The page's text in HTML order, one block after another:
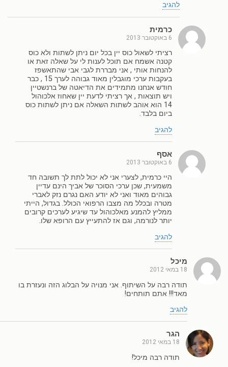
להגיב
כרמית
6 באוקטובר 2013
רציתי לשאול כוס יין בכל יום ניתן לשתות ולא כוס
קטנה אשמח אם תוכל לענות לי על שאלה זאת או
להנחות אותי , אני מבררת לגבי אבי שהתאשפז
בעקבות ערכי מוגבלין מאוד גבוהה לערך 15 , כבר
חודש אנחנו מתמידים את הדיאטה של ברנשטיין
ויש תוצאות , אך רציתי לדעת יין שאחוז אלכוהול
14 הוא אוהב לשתות השאלה אם ניתן לשתות כוס
ביום בלבד.
להגיב
אסף
6 באוקטובר 2013
היי כרמית, לצערי אני לא יכול לתת לך תשובה חד
משמעית, שכן ערכי הסוכר של אביך הינם עדיין
גבוהים מאוד ואני לא יודע האם נגרם נזק לאברי
מטרה ובכלל מה מצבו הרפואי הכולל. בגדול, הייתי
ממליץ להמנע מאלכוהול עד שיגיע לערכים קרובים
יותר לנורמה, וגם אז להתעייץ עם הרופא שלו.
להגיב
מיכל
18 במאי 2012
תודה רבה על השיתוף. אני מנויה על הבלוג הזה ונעזרת בו
מאד!!! אתם תותחים!
להגיב
הגר
18 במאי 2012
תודה רבה מיכל!